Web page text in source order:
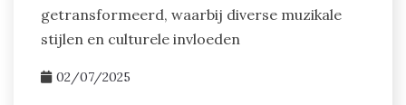
getransformeerd, waarbij diverse muzikale
stijlen en culturele invloeden
02/07/2025